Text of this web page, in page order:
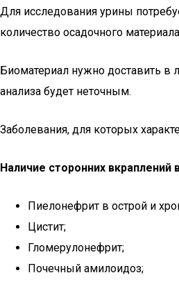
Для исследования урины
количество осадочного
Биоматериал нужно доставить в
анализа будет неточным.
Заболевания, для которых
Наличие сторонних
Пиелонефрит в острой и
Цистит;
Гломерулонефрит;
Почечный амилоидоз;